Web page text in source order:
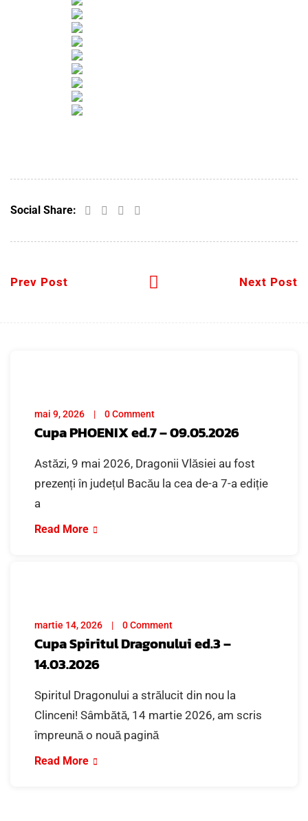
Social Share:
Prev Post Next Post
mai 9, 2026 0 Comment
Cupa PHOENIX ed.7 – 09.05.2026
Astăzi, 9 mai 2026, Dragonii Vlăsiei au fost
prezenți în județul Bacău la cea de-a 7-a ediție
a
Read More
martie 14, 2026 0 Comment
Cupa Spiritul Dragonului ed.3 –
14.03.2026
Spiritul Dragonului a strălucit din nou la
Clinceni! Sâmbătă, 14 martie 2026, am scris
împreună o nouă pagină
Read More